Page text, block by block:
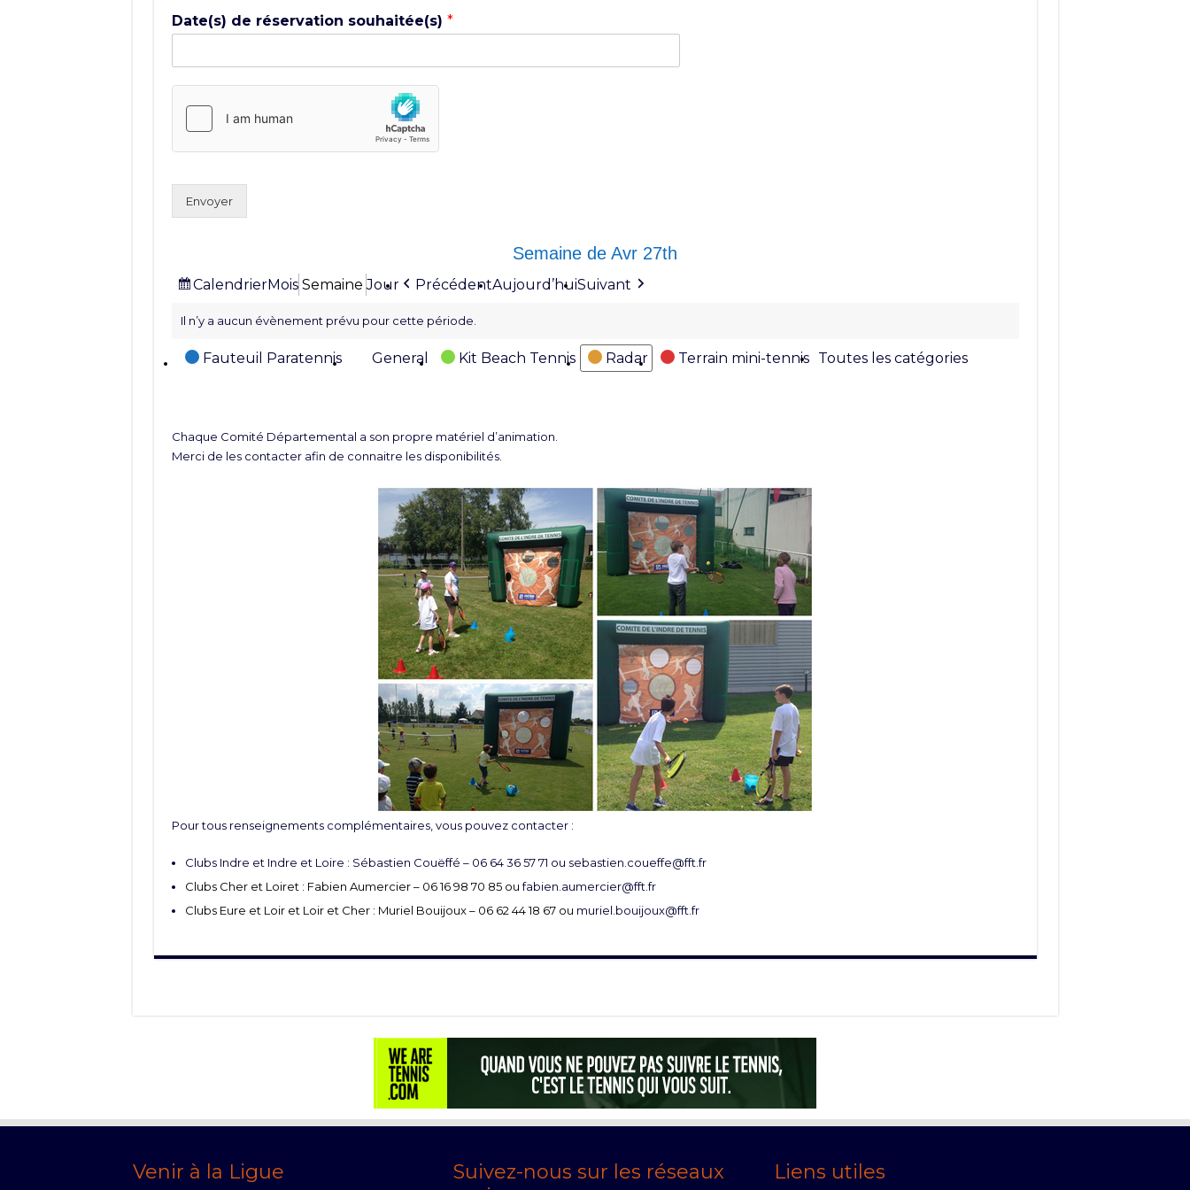
Date(s) de réservation souhaitée(s) *
Envoyer
Semaine de Avr 27th
Vue
CalendrierMois Semaine Jour PrécédentAujourd’huiSuivant
Il n’y a aucun évènement prévu pour cette période.
Catégories
Fauteuil Paratennis General Kit Beach Tennis Radar Terrain mini-tennis Toutes les catégories
Chaque Comité Départemental a son propre matériel d’animation.
Merci de les contacter afin de connaitre les disponibilités.
Pour tous renseignements complémentaires, vous pouvez contacter :
Clubs Indre et Indre et Loire : Sébastien Couëffé – 06 64 36 57 71 ou sebastien.coueffe@fft.fr
Clubs Cher et Loiret : Fabien Aumercier – 06 16 98 70 85 oufabien.aumercier@fft.fr
Clubs Eure et Loir et Loir et Cher : Muriel Bouijoux – 06 62 44 18 67 ou muriel.bouijoux@fft.fr
Venir à la Ligue
Suivez-nous sur les réseaux
Liens utiles